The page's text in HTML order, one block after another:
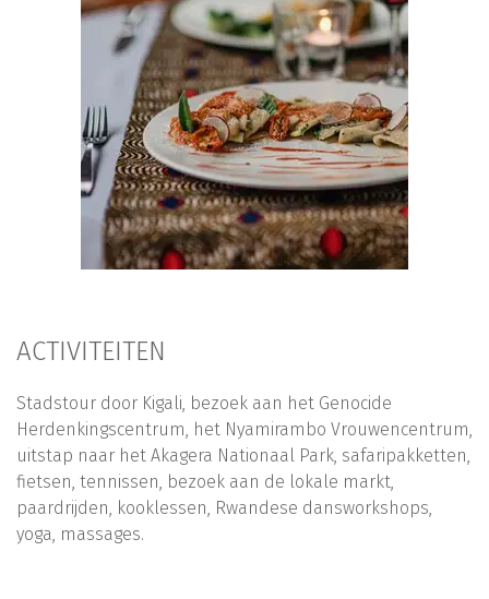
ACTIVITEITEN
Stadstour door Kigali, bezoek aan het Genocide
Herdenkingscentrum, het Nyamirambo Vrouwencentrum,
uitstap naar het Akagera Nationaal Park, safaripakketten,
fietsen, tennissen, bezoek aan de lokale markt,
paardrijden, kooklessen, Rwandese dansworkshops,
yoga, massages.